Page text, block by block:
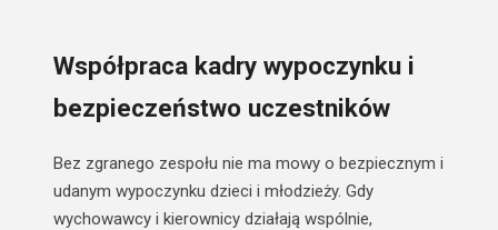
Współpraca kadry wypoczynku i
bezpieczeństwo uczestników
Bez zgranego zespołu nie ma mowy o bezpiecznym i
udanym wypoczynku dzieci i młodzieży. Gdy
wychowawcy i kierownicy działają wspólnie,